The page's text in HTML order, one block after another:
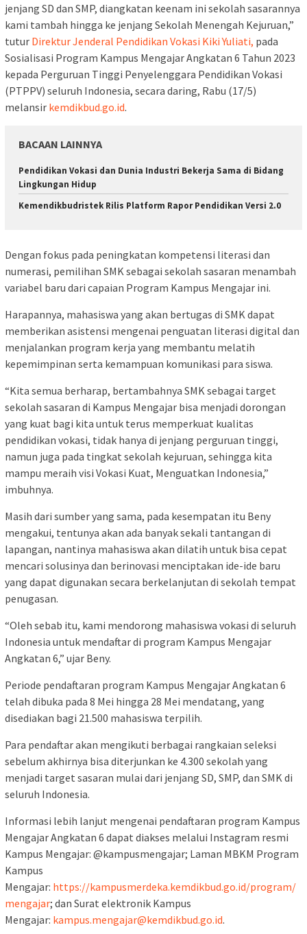
jenjang SD dan SMP, diangkatan keenam ini sekolah sasarannya
kami tambah hingga ke jenjang Sekolah Menengah Kejuruan,”
tutur Direktur Jenderal Pendidikan Vokasi Kiki Yuliati, pada
Sosialisasi Program Kampus Mengajar Angkatan 6 Tahun 2023
kepada Perguruan Tinggi Penyelenggara Pendidikan Vokasi
(PTPPV) seluruh Indonesia, secara daring, Rabu (17/5)
melansir kemdikbud.go.id.
BACAAN LAINNYA
Pendidikan Vokasi dan Dunia Industri Bekerja Sama di Bidang
Lingkungan Hidup
Kemendikbudristek Rilis Platform Rapor Pendidikan Versi 2.0
Dengan fokus pada peningkatan kompetensi literasi dan
numerasi, pemilihan SMK sebagai sekolah sasaran menambah
variabel baru dari capaian Program Kampus Mengajar ini.
Harapannya, mahasiswa yang akan bertugas di SMK dapat
memberikan asistensi mengenai penguatan literasi digital dan
menjalankan program kerja yang membantu melatih
kepemimpinan serta kemampuan komunikasi para siswa.
“Kita semua berharap, bertambahnya SMK sebagai target
sekolah sasaran di Kampus Mengajar bisa menjadi dorongan
yang kuat bagi kita untuk terus memperkuat kualitas
pendidikan vokasi, tidak hanya di jenjang perguruan tinggi,
namun juga pada tingkat sekolah kejuruan, sehingga kita
mampu meraih visi Vokasi Kuat, Menguatkan Indonesia,”
imbuhnya.
Masih dari sumber yang sama, pada kesempatan itu Beny
mengakui, tentunya akan ada banyak sekali tantangan di
lapangan, nantinya mahasiswa akan dilatih untuk bisa cepat
mencari solusinya dan berinovasi menciptakan ide-ide baru
yang dapat digunakan secara berkelanjutan di sekolah tempat
penugasan.
“Oleh sebab itu, kami mendorong mahasiswa vokasi di seluruh
Indonesia untuk mendaftar di program Kampus Mengajar
Angkatan 6,” ujar Beny.
Periode pendaftaran program Kampus Mengajar Angkatan 6
telah dibuka pada 8 Mei hingga 28 Mei mendatang, yang
disediakan bagi 21.500 mahasiswa terpilih.
Para pendaftar akan mengikuti berbagai rangkaian seleksi
sebelum akhirnya bisa diterjunkan ke 4.300 sekolah yang
menjadi target sasaran mulai dari jenjang SD, SMP, dan SMK di
seluruh Indonesia.
Informasi lebih lanjut mengenai pendaftaran program Kampus
Mengajar Angkatan 6 dapat diakses melalui Instagram resmi
Kampus Mengajar: @kampusmengajar; Laman MBKM Program
Kampus
Mengajar: https://kampusmerdeka.kemdikbud.go.id/program/
mengajar; dan Surat elektronik Kampus
Mengajar: kampus.mengajar@kemdikbud.go.id.